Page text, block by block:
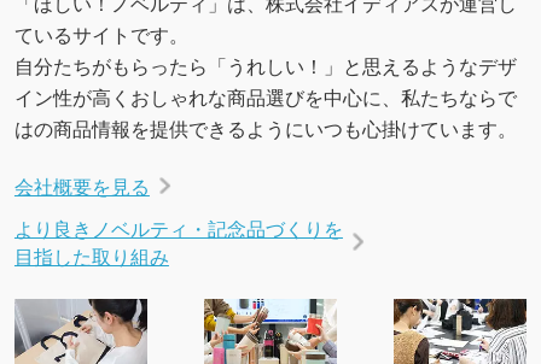
ているサイトです。
自分たちがもらったら「うれしい！」と思えるようなデザ
イン性が高くおしゃれな商品選びを中心に、私たちならで
はの商品情報を提供できるようにいつも心掛けています。
会社概要を見る
より良きノベルティ・記念品づくりを
目指した取り組み